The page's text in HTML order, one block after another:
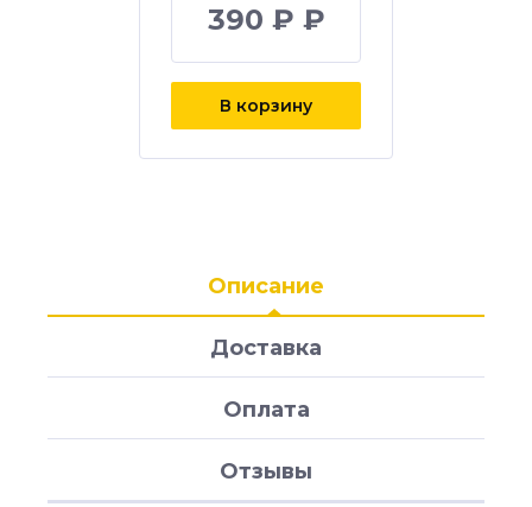
390 ₽ ₽
В корзину
Описание
Доставка
Оплата
Отзывы